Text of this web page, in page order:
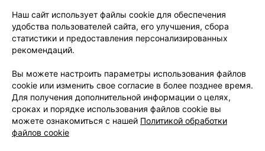
О проекте
Новости проекта
Размещение рекламы
Медицинский маркетинг
Публичный договор
Доставка
Способы оплаты
Вакансии
Партнеры
Написать руководителю 103.by
Написать в поддержку
Персональные настройки Cookie
Наш сайт использует файлы cookie для обеспечения
удобства пользователей сайта, его улучшения, сбора
статистики и предоставления персонализированных
рекомендаций.
Вы можете настроить параметры использования файлов
cookie или изменить свое согласие в более позднее время.
Для получения дополнительной информации о целях,
сроках и порядке использования файлов cookie вы
можете ознакомиться с нашей Политикой обработки
файлов cookie